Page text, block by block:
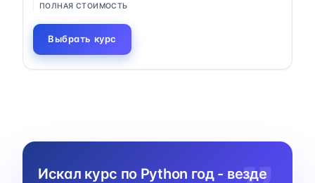
ПОЛНАЯ СТОИМОСТЬ
Выбрать курс
Искал курс по Python год - везде